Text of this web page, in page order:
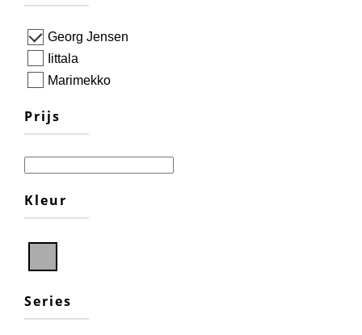
Georg Jensen
Iittala
Marimekko
Prijs
Kleur
Series